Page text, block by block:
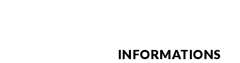
INFORMATIONS